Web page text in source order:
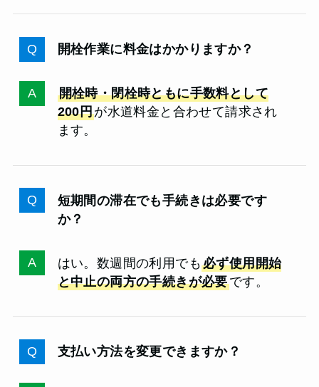
開栓作業に料金はかかりますか？
開栓時・閉栓時ともに手数料として
200円が水道料金と合わせて請求され
ます。
短期間の滞在でも手続きは必要です
か？
はい。数週間の利用でも必ず使用開始
と中止の両方の手続きが必要です。
支払い方法を変更できますか？